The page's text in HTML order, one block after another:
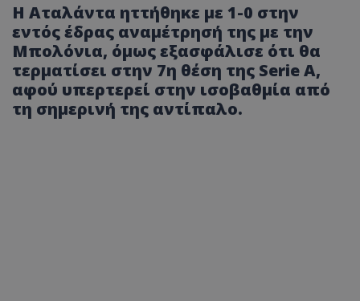
Η Αταλάντα ηττήθηκε με 1-0 στην
εντός έδρας αναμέτρησή της με την
Μπολόνια, όμως εξασφάλισε ότι θα
τερματίσει στην 7η θέση της Serie A,
αφού υπερτερεί στην ισοβαθμία από
τη σημερινή της αντίπαλο.